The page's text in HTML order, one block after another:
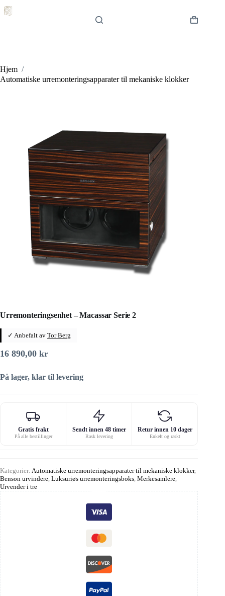
til
Hjem /
Automatiske urremonteringsapparater til mekaniske klokker
Urremonteringsenhet – Macassar Serie 2
✓ Anbefalt av Tor Berg
16 890,00 kr
På lager, klar til levering
Gratis frakt
På alle bestillinger
Sendt innen 48 timer
Rask levering
Retur innen 10 dager
Enkelt og raskt
Kategorier: Automatiske urremonteringsapparater til mekaniske klokker,
Benson urvindere Luksuriøs urremonteringsboks Merkesamlere
Urvender i tre